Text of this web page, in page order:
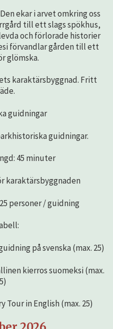
ekar i arvet omkring oss
till ett slags spökhus,
och förlorade historier
förvandlar gården till ett
glömska.
karaktärsbyggnad. Fritt
guidningar
guidningar.
45 minuter
karaktärsbyggnaden
personer / guidning
på svenska (max. 25)
kierros suomeksi (max.
Tour in English (max. 25)